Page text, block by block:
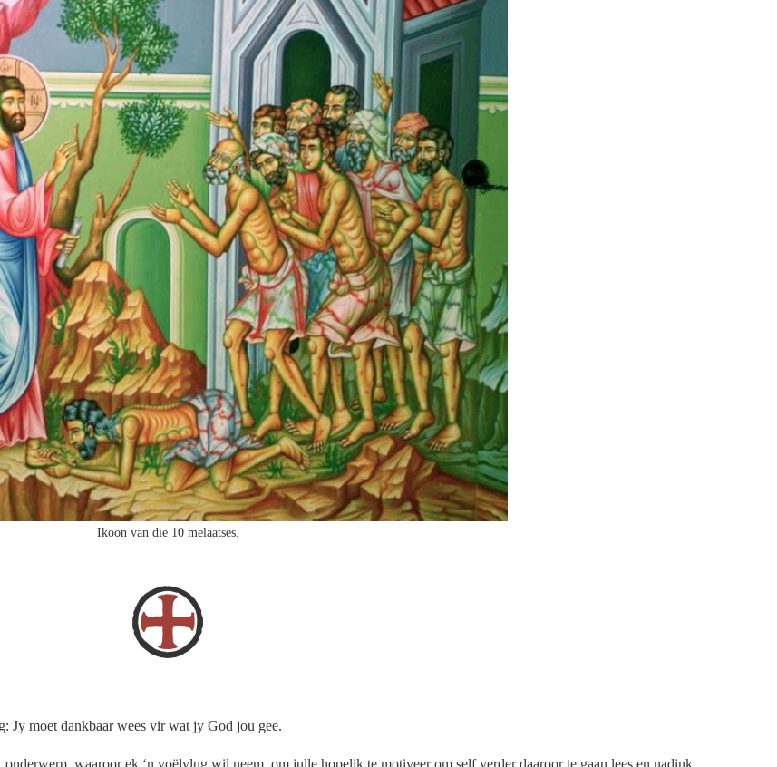
Ikoon van die 10 melaatses.
Jy moet dankbaar wees vir wat jy God jou gee.
waaroor ek ‘n voëlvlug wil neem, om julle hopelik te motiveer om self verder daaroor te gaan lees en nadink.